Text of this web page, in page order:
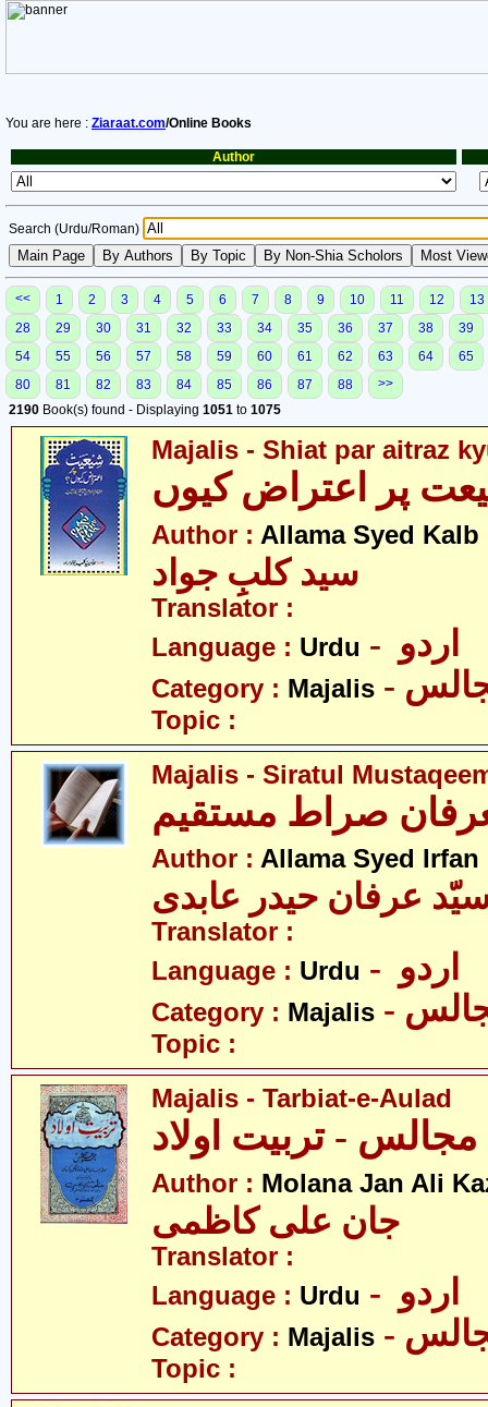
You are here : Ziaraat.com/Online Books
Author
Search (Urdu/Roman)
<< 1 2 3 4 5 6 7 8 9 10 11 12
13
28
29 30 31 32 33 34 35 36 37 38
39
54
55 56 57 58 59 60 61 62 63 64
65
80
81 82 83 84 85 86 87 88
>>
2190 Book(s) found - Displaying 1051 to 1075
Majalis - Shiat par aitraz
پر اعتراض کیوں
Author : Allama Syed Kalb
سید کلبِ جواد
Translator :
Language : Urdu
Category : Majalis
Topic :
Majalis - Siratul
Author : Allama Syed
عرفان حیدر عابدی
Translator :
Language : Urdu
Category : Majalis
Topic :
Majalis - Tarbiat-e-Aulad
Author : Molana Jan Ali
جان علی کاظمی
Translator :
Language : Urdu
Category : Majalis
Topic :